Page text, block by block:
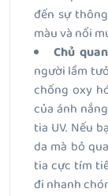
đến sự
màu và nổi
Chủ
người lầm
chống oxy
của ánh
tia UV. Nếu
da mà bỏ
tia cực tím
đi nhanh